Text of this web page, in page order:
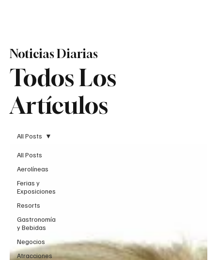
Todos Los
Artículos
Noticias Diarias
All Posts
Aerolíneas
Ferias y
Exposiciones
Resorts
Gastronomía
y Bebidas
Negocios
Atracciones
All Posts